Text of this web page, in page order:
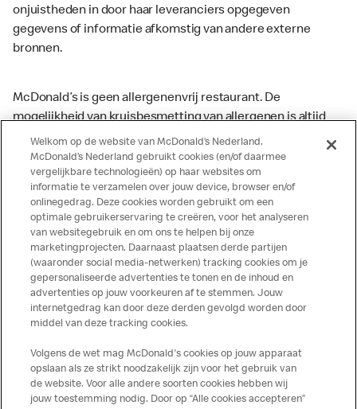
onjuistheden in door haar leveranciers opgegeven
gegevens of informatie afkomstig van andere externe
bronnen.
McDonald’s is geen allergenenvrij restaurant. De
mogelijkheid van kruisbesmetting van allergenen is altijd
aanwezig. McDonald’s kan zodoende niet garanderen dat
haar producten geen sporen van allergenen bevatten.
McDonald’s aanvaardt daarom geen aansprakelijkheid
indien een gast als gevolg van het binnenkrijgen van (een
spoor van) een allergeen lichamelijke klachten krijgt. Alle
producten kunnen sporen bevatten van dierlijke
ingrediënten. McDonald’s streeft er naar om de
voedingswaarde- en allergeneninformatie altijd up to date
te houden. De verstrekte informatie is alleen van
toepassing op de in Nederland verkochte producten. Voor
meer informatie over voedingswaarden en allergenen kijk
op de McDonald's website of in de McDonald’s App.
Publicatiefouten voorbehouden.
Welkom op de website van McDonald’s Nederland.
McDonald’s Nederland gebruikt cookies (en/of daarmee
vergelijkbare technologieën) op haar websites om
informatie te verzamelen over jouw device, browser en/of
onlinegedrag. Deze cookies worden gebruikt om een
optimale gebruikerservaring te creëren, voor het analyseren
van websitegebruik en om ons te helpen bij onze
marketingprojecten. Daarnaast plaatsen derde partijen
(waaronder social media-netwerken) tracking cookies om je
gepersonaliseerde advertenties te tonen en de inhoud en
advertenties op jouw voorkeuren af te stemmen. Jouw
internetgedrag kan door deze derden gevolgd worden door
middel van deze tracking cookies.
Volgens de wet mag McDonald's cookies op jouw apparaat
opslaan als ze strikt noodzakelijk zijn voor het gebruik van
de website. Voor alle andere soorten cookies hebben wij
jouw toestemming nodig. Door op “Alle cookies accepteren”